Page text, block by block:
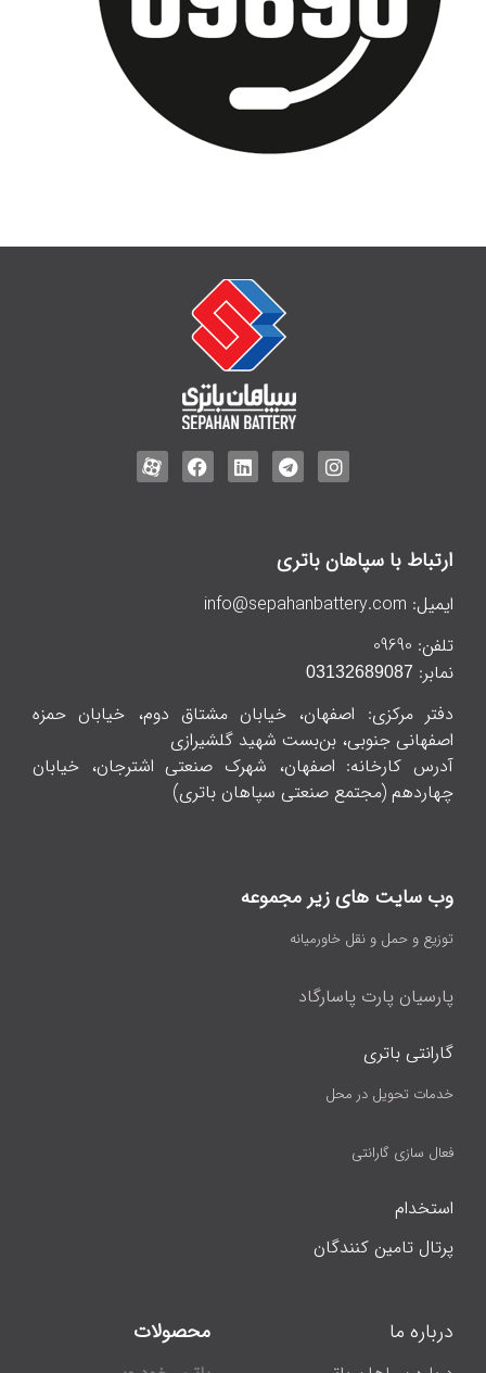
ارتباط با سپاهان باتری
ایمیل: info@sepahanbattery.com
تلفن:
نمابر: 03132689087
دفتر مرکزی: اصفهان، خیابان مشتاق دوم، خیابان حمزه
اصفهانی جنوبی، بن‌بست شهید گلشیرازی
آدرس کارخانه: اصفهان، شهرک صنعتی اشترجان، خیابان
چهاردهم (مجتمع صنعتی سپاهان باتری)
وب سایت های زیر مجموعه
توزیع و حمل و نقل خاورمیانه
پارسیان پارت پاسارگاد
گارانتی باتری
خدمات تحویل در محل
فعال سازی گارانتی
استخدام
پرتال تامین کنندگان
درباره ما محصولات